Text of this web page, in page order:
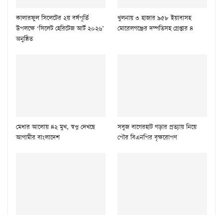
কালারফুল সিলেটের ২য় বর্ষপূর্তি
উপলক্ষে ‘সিলেট হেরিটেজ আর্ট ২০২৬’
অনুষ্ঠিত
খুলনায় ৩ হাজার ৯৫৮ ইয়াবাসহ
মোরেলগঞ্জের দম্পতিসহ গ্রেপ্তার ৪
মেধার আলোয় ৪২ মুখ, স্বপ্ন দেখছে
আগামীর বাংলাদেশ
সবুজ বাগেরহাট গড়ার প্রত্যায় নিয়ে
পৌর বিএনপির বৃক্ষরোপণ